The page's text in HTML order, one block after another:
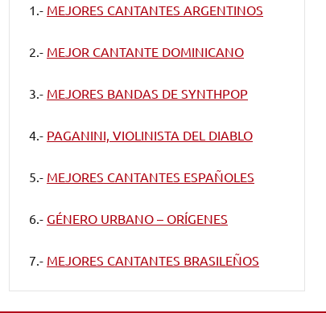
1.- MEJORES CANTANTES ARGENTINOS
2.- MEJOR CANTANTE DOMINICANO
3.- MEJORES BANDAS DE SYNTHPOP
4.- PAGANINI, VIOLINISTA DEL DIABLO
5.- MEJORES CANTANTES ESPAÑOLES
6.- GÉNERO URBANO – ORÍGENES
7.- MEJORES CANTANTES BRASILEÑOS